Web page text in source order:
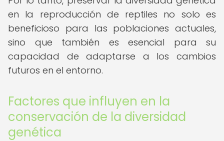
en la reproducción de reptiles no solo es
beneficioso para las poblaciones actuales,
sino que también es esencial para su
capacidad de adaptarse a los cambios
futuros en el entorno.
Factores que influyen en la
conservación de la diversidad
genética